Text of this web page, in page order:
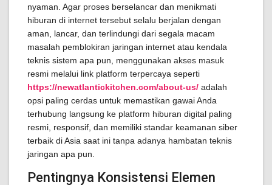
nyaman. Agar proses berselancar dan menikmati
hiburan di internet tersebut selalu berjalan dengan
aman, lancar, dan terlindungi dari segala macam
masalah pemblokiran jaringan internet atau kendala
teknis sistem apa pun, menggunakan akses masuk
resmi melalui link platform terpercaya seperti
https://newatlantickitchen.com/about-us/ adalah
opsi paling cerdas untuk memastikan gawai Anda
terhubung langsung ke platform hiburan digital paling
resmi, responsif, dan memiliki standar keamanan siber
terbaik di Asia saat ini tanpa adanya hambatan teknis
jaringan apa pun.
Pentingnya Konsistensi Elemen